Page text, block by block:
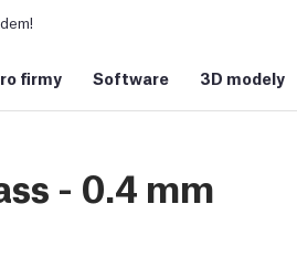
firmy Software 3D modely
- 0.4 mm